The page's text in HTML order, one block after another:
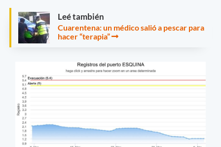
Leé también
Cuarentena: un médico salió a pescar para
hacer “terapia”